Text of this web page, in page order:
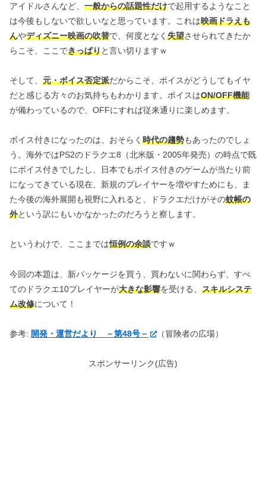
アイドルさんなど、 一般からの話題性だけで起用するようなこと
は今後もしないで欲しいなと思っています。これは映画ドラえも
んやディズニー映画の吹替で、何度となく 失望させられてきたか
らこそ、ここできっぱりと言い切りますｗ
そして、 元・ボイス否定派だからこそ、ボイスがどうしてもイヤ
だと感じる方々のお気持ちもわかります。ボイスはON/OFF機能
が備わっているので、OFFにすれば従来通りに楽しめます。
ボイス付きになったのは、おそらく 時代の趨勢もあったのでしょ
う。海外ではPS2のドラクエ8（北米版・2005年発売）の時点で既
にボイス付きでしたし、日本でもボイス付きのゲームが当たり前
になってきている現在、新規のプレイヤーを増やすためにも、ま
た今後の海外展開も視野に入れると、ドラクエだけがその蚊帳の
外という訳にもいかなかったのだろうと察します。
というわけで、ここまでは恒例の余談ですｗ
今回の本題は、新パッケージを買う、買わないに関わらず、すべ
てのドラクエ10プレイヤーが大きな影響を受ける、 スキルシステ
ム改修について！
参考: 開発・運営だより －第48号－ （冒険者の広場）
スポンサーリンク(広告)